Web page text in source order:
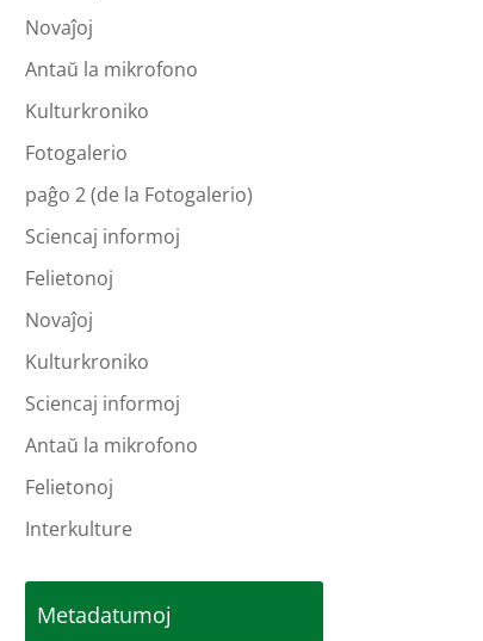
Novaĵoj
Antaŭ la mikrofono
Kulturkroniko
Fotogalerio
paĝo 2 (de la Fotogalerio)
Sciencaj informoj
Felietonoj
Novaĵoj
Kulturkroniko
Sciencaj informoj
Antaŭ la mikrofono
Felietonoj
Interkulture
Metadatumoj